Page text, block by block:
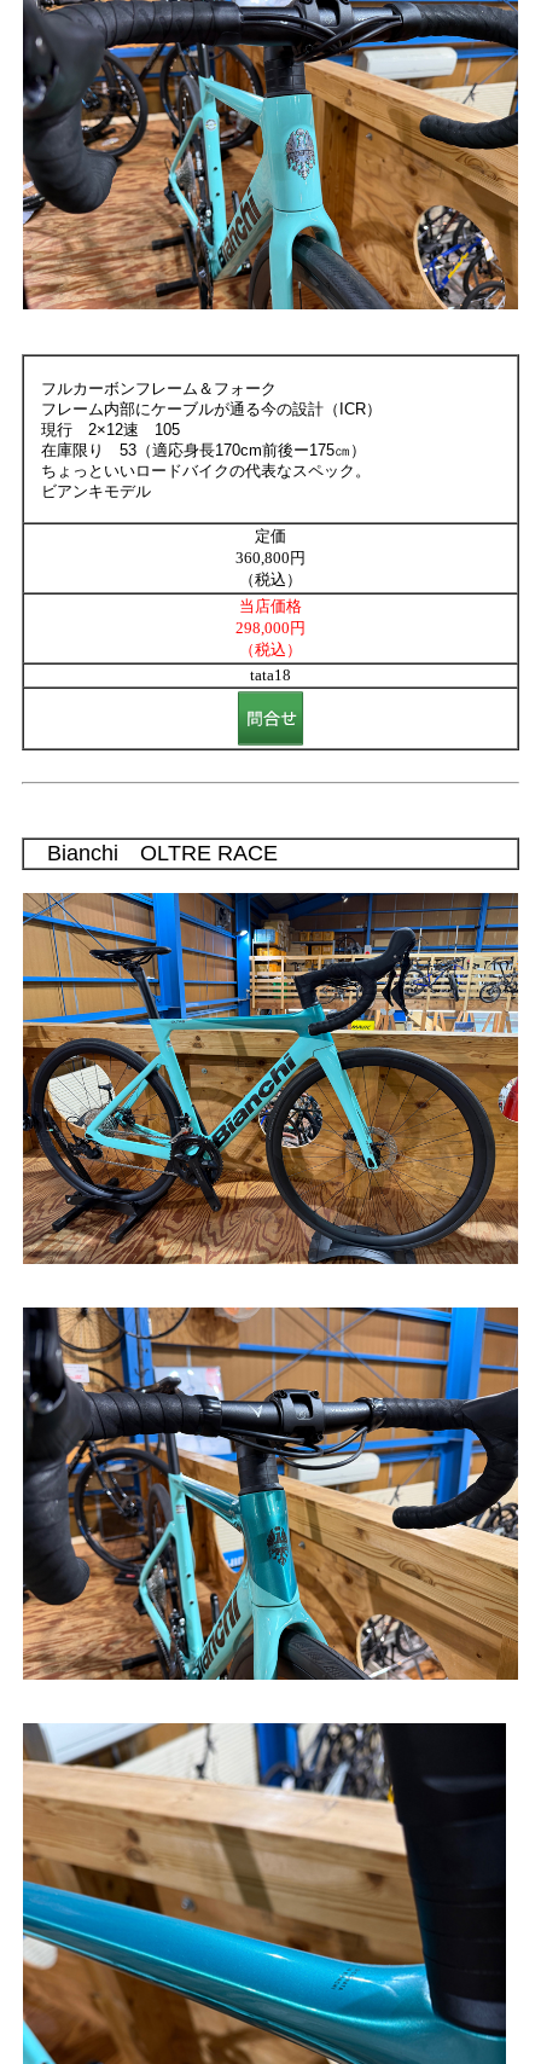
フルカーボンフレーム＆フォーク
フレーム内部にケーブルが通る今の設計（ICR）
現行 2×12速 105
在庫限り 53（適応身長170cm前後ー175㎝）
ちょっといいロードバイクの代表なスペック。
ビアンキモデル
定価
360,800円
（税込）
当店価格
298,000円
（税込）
tata18
Bianchi OLTRE RACE